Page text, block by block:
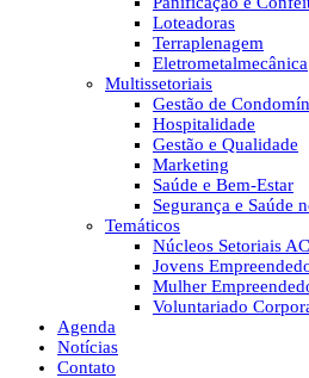
Loteadoras
Terraplenagem
Eletrometalmecânica
Multissetoriais
Gestão de
Hospitalidade
Gestão e Qualidade
Marketing
Saúde e Bem-Estar
Segurança e Saúde
Temáticos
Núcleos Setoriais
Jovens
Mulher
Voluntariado
Agenda
Notícias
Contato